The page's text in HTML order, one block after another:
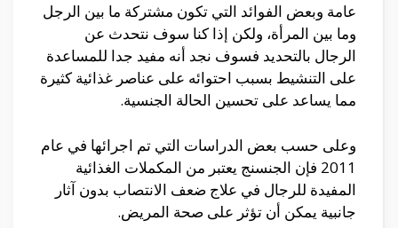
عامة وبعض الفوائد التي تكون مشتركة ما بين الرجل
وما بين المرأة، ولكن إذا كنا سوف نتحدث عن
الرجال بالتحديد فسوف نجد أنه مفيد جدا للمساعدة
على التنشيط بسبب احتوائه على عناصر غذائية كثيرة
مما يساعد على تحسين الحالة الجنسية.
وعلى حسب بعض الدراسات التي تم اجرائها في عام
2011 فإن الجنسنج يعتبر من المكملات الغذائية
المفيدة للرجال في علاج ضعف الانتصاب بدون آثار
جانبية يمكن أن تؤثر على صحة المريض.